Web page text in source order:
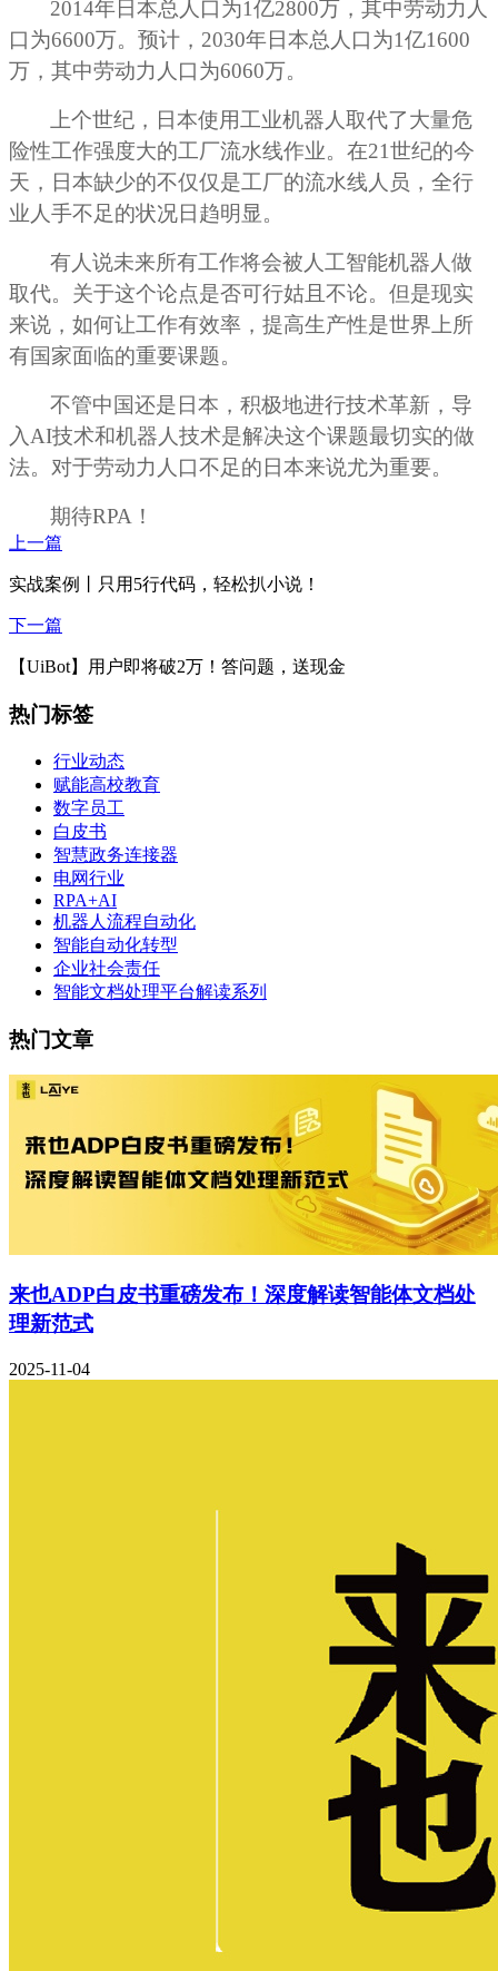
2014年日本总人口为1亿2800万，其中劳动力人
口为6600万。预计，2030年日本总人口为1亿1600
万，其中劳动力人口为6060万。
上个世纪，日本使用工业机器人取代了大量危
险性工作强度大的工厂流水线作业。在21世纪的今
天，日本缺少的不仅仅是工厂的流水线人员，全行
业人手不足的状况日趋明显。
有人说未来所有工作将会被人工智能机器人做
取代。关于这个论点是否可行姑且不论。但是现实
来说，如何让工作有效率，提高生产性是世界上所
有国家面临的重要课题。
不管中国还是日本，积极地进行技术革新，导
入AI技术和机器人技术是解决这个课题最切实的做
法。对于劳动力人口不足的日本来说尤为重要。
期待RPA！
上一篇
实战案例丨只用5行代码，轻松扒小说！
下一篇
【UiBot】用户即将破2万！答问题，送现金
热门标签
行业动态
赋能高校教育
数字员工
白皮书
智慧政务连接器
电网行业
RPA+AI
机器人流程自动化
智能自动化转型
企业社会责任
智能文档处理平台解读系列
热门文章
来也ADP白皮书重磅发布！深度解读智能体文档处
理新范式
2025-11-04